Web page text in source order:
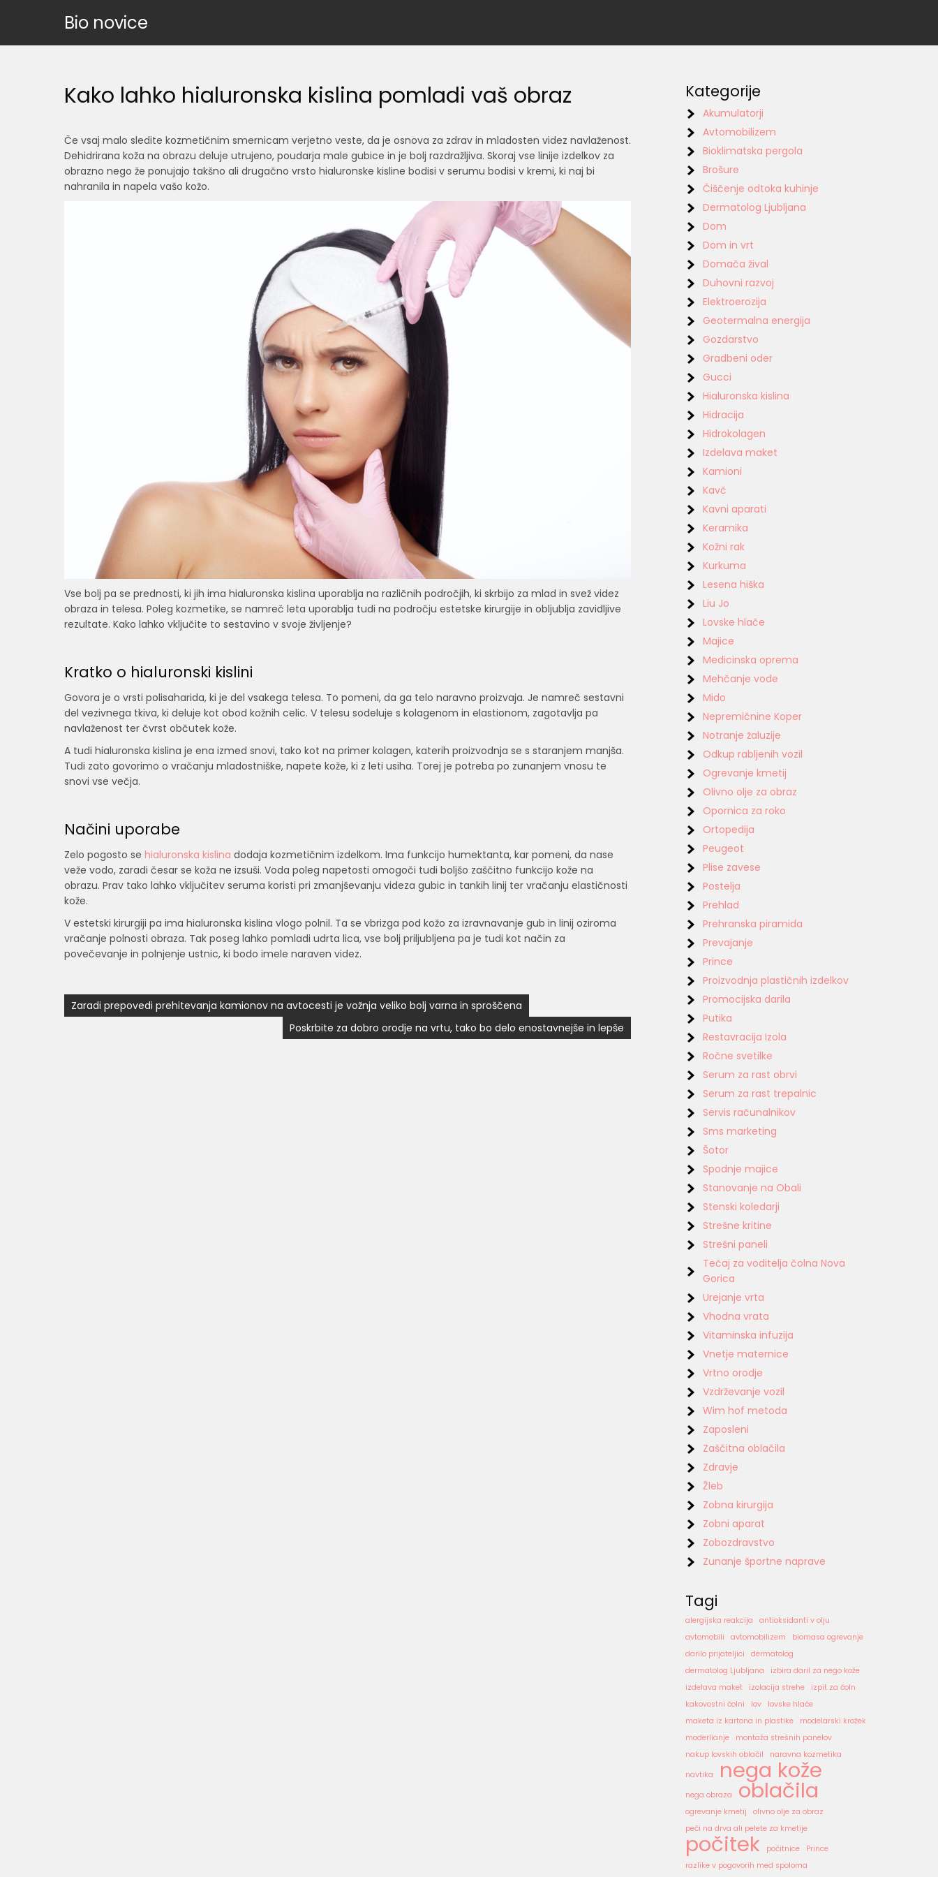
Bio novice
Kako lahko hialuronska kislina pomladi vaš obraz
Če vsaj malo sledite kozmetičnim smernicam verjetno veste, da je osnova za zdrav in mladosten videz navlaženost.
Dehidrirana koža na obrazu deluje utrujeno, poudarja male gubice in je bolj razdražljiva. Skoraj vse linije izdelkov za
obrazno nego že ponujajo takšno ali drugačno vrsto hialuronske kisline bodisi v serumu bodisi v kremi, ki naj bi
nahranila in napela vašo kožo.
Vse bolj pa se prednosti, ki jih ima hialuronska kislina uporablja na različnih področjih, ki skrbijo za mlad in svež videz
obraza in telesa. Poleg kozmetike, se namreč leta uporablja tudi na področju estetske kirurgije in obljublja zavidljive
rezultate. Kako lahko vključite to sestavino v svoje življenje?
Kratko o hialuronski kislini
Govora je o vrsti polisaharida, ki je del vsakega telesa. To pomeni, da ga telo naravno proizvaja. Je namreč sestavni
del vezivnega tkiva, ki deluje kot obod kožnih celic. V telesu sodeluje s kolagenom in elastionom, zagotavlja pa
navlaženost ter čvrst občutek kože.
A tudi hialuronska kislina je ena izmed snovi, tako kot na primer kolagen, katerih proizvodnja se s staranjem manjša.
Tudi zato govorimo o vračanju mladostniške, napete kože, ki z leti usiha. Torej je potreba po zunanjem vnosu te
snovi vse večja.
Načini uporabe
Zelo pogosto se hialuronska kislina dodaja kozmetičnim izdelkom. Ima funkcijo humektanta, kar pomeni, da nase
veže vodo, zaradi česar se koža ne izsuši. Voda poleg napetosti omogoči tudi boljšo zaščitno funkcijo kože na
obrazu. Prav tako lahko vključitev seruma koristi pri zmanjševanju videza gubic in tankih linij ter vračanju elastičnosti
kože.
V estetski kirurgiji pa ima hialuronska kislina vlogo polnil. Ta se vbrizga pod kožo za izravnavanje gub in linij oziroma
vračanje polnosti obraza. Tak poseg lahko pomladi udrta lica, vse bolj priljubljena pa je tudi kot način za
povečevanje in polnjenje ustnic, ki bodo imele naraven videz.
Navigacija
Zaradi prepovedi prehitevanja kamionov na avtocesti je vožnja veliko bolj varna in sproščena
Poskrbite za dobro orodje na vrtu, tako bo delo enostavnejše in lepše
Kategorije
Akumulatorji
Avtomobilizem
Bioklimatska pergola
Brošure
Čiščenje odtoka kuhinje
Dermatolog Ljubljana
Dom
Dom in vrt
Domača žival
Duhovni razvoj
Elektroerozija
Geotermalna energija
Gozdarstvo
Gradbeni oder
Gucci
Hialuronska kislina
Hidracija
Hidrokolagen
Izdelava maket
Kamioni
Kavč
Kavni aparati
Keramika
Kožni rak
Kurkuma
Lesena hiška
Liu Jo
Lovske hlače
Majice
Medicinska oprema
Mehčanje vode
Mido
Nepremičnine Koper
Notranje žaluzije
Odkup rabljenih vozil
Ogrevanje kmetij
Olivno olje za obraz
Opornica za roko
Ortopedija
Peugeot
Plise zavese
Postelja
Prehlad
Prehranska piramida
Prevajanje
Prince
Proizvodnja plastičnih izdelkov
Promocijska darila
Putika
Restavracija Izola
Ročne svetilke
Serum za rast obrvi
Serum za rast trepalnic
Servis računalnikov
Sms marketing
Šotor
Spodnje majice
Stanovanje na Obali
Stenski koledarji
Strešne kritine
Strešni paneli
Tečaj za voditelja čolna Nova
Gorica
Urejanje vrta
Vhodna vrata
Vitaminska infuzija
Vnetje maternice
Vrtno orodje
Vzdrževanje vozil
Wim hof metoda
Zaposleni
Zaščitna oblačila
Zdravje
Žleb
Zobna kirurgija
Zobni aparat
Zobozdravstvo
Zunanje športne naprave
Tagi
alergijska reakcija
antioksidanti v olju
avtomobili
avtomobilizem
biomasa ogrevanje
darilo prijateljici
dermatolog
dermatolog Ljubljana
izbira daril za nego kože
izdelava maket
izolacija strehe
izpit za čoln
kakovostni čolni
lov
lovske hlače
maketa iz kartona in plastike
modelarski krožek
moderlianje
montaža strešnih panelov
nakup lovskih oblačil
naravna kozmetika
navtika
nega kože
nega obraza oblačila
ogrevanje kmetij
olivno olje za obraz
peči na drva ali pelete za kmetije
počitek počitnice
Prince
razlike v pogovorih med spoloma